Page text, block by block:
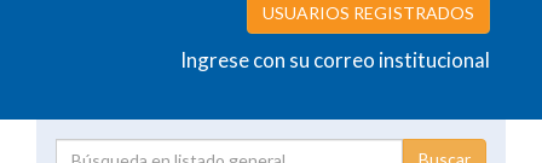
USUARIOS REGISTRADOS
Ingrese con su correo institucional